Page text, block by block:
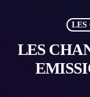
LES
LES